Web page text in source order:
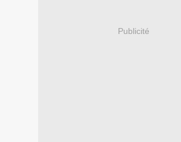
Publicité